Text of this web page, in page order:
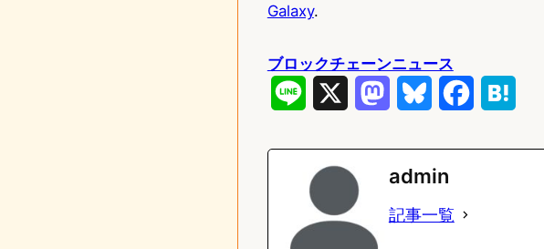
Galaxy.
ブロックチェーンニュース
e
admin
記事一覧